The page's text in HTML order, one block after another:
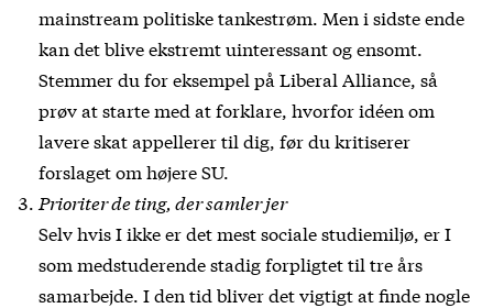
mainstream politiske tankestrøm. Men i sidste ende
kan det blive ekstremt uinteressant og ensomt.
Stemmer du for eksempel på Liberal Alliance, så
prøv at starte med at forklare, hvorfor idéen om
lavere skat appellerer til dig, før du kritiserer
forslaget om højere SU.
Prioriter de ting, der samler jer
Selv hvis I ikke er det mest sociale studiemiljø, er I
som medstuderende stadig forpligtet til tre års
samarbejde. I den tid bliver det vigtigt at finde nogle